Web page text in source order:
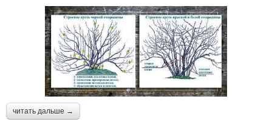
читать дальше →